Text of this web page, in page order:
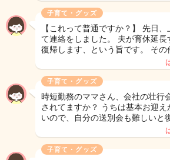
子育て・グッズ
【これって普通ですか？】 先日
て連絡をしました。 夫が育休延
復帰します、という旨です。 その
子育て・グッズ
時短勤務のママさん、会社の壮行
されてますか？ うちは基本お迎
いので、自分の送別会も難しいと
子育て・グッズ